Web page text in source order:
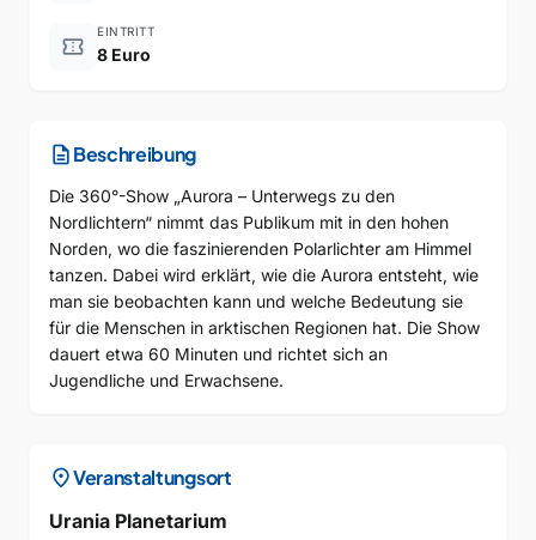
confirmation_number
EINTRITT
8 Euro
descriptionBeschreibung
Die 360°-Show „Aurora – Unterwegs zu den
Nordlichtern“ nimmt das Publikum mit in den hohen
Norden, wo die faszinierenden Polarlichter am Himmel
tanzen. Dabei wird erklärt, wie die Aurora entsteht, wie
man sie beobachten kann und welche Bedeutung sie
für die Menschen in arktischen Regionen hat. Die Show
dauert etwa 60 Minuten und richtet sich an
Jugendliche und Erwachsene.
location_onVeranstaltungsort
Urania Planetarium